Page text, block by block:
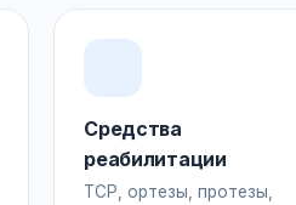
Средства
реабилитации
ТСР, ортезы, протезы,